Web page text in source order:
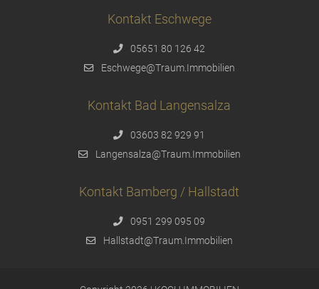
Kontakt Eschwege
05651 80 126 42
Eschwege@Traum.Immobilien
Kontakt Bad Langensalza
03603 82 929 91
Langensalza@Traum.Immobilien
Kontakt Bamberg / Hallstadt
0951 299 095 09
Hallstadt@Traum.Immobilien